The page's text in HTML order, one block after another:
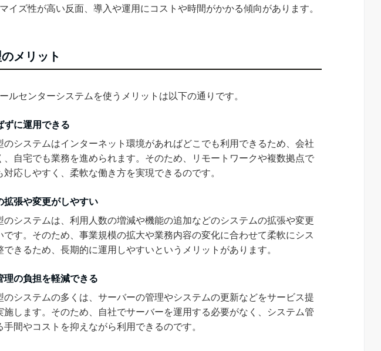
イズ性が高い反面、導入や運用にコストや時間がかかる傾向があります。
メリット
ルセンターシステムを使うメリットは以下の通りです。
ずに運用できる
のシステムはインターネット環境があればどこでも利用できるため、会社
、自宅でも業務を進められます。そのため、リモートワークや複数拠点で
対応しやすく、柔軟な働き方を実現できるのです。
拡張や変更がしやすい
のシステムは、利用人数の増減や機能の追加などのシステムの拡張や変更
です。そのため、事業規模の拡大や業務内容の変化に合わせて柔軟にシス
できるため、長期的に運用しやすいというメリットがあります。
理の負担を軽減できる
のシステムの多くは、サーバーの管理やシステムの更新などをサービス提
施します。そのため、自社でサーバーを運用する必要がなく、システム管
手間やコストを抑えながら利用できるのです。